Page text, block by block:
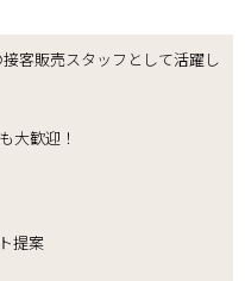
客販売スタッフとして活躍し
大歓迎！
提案